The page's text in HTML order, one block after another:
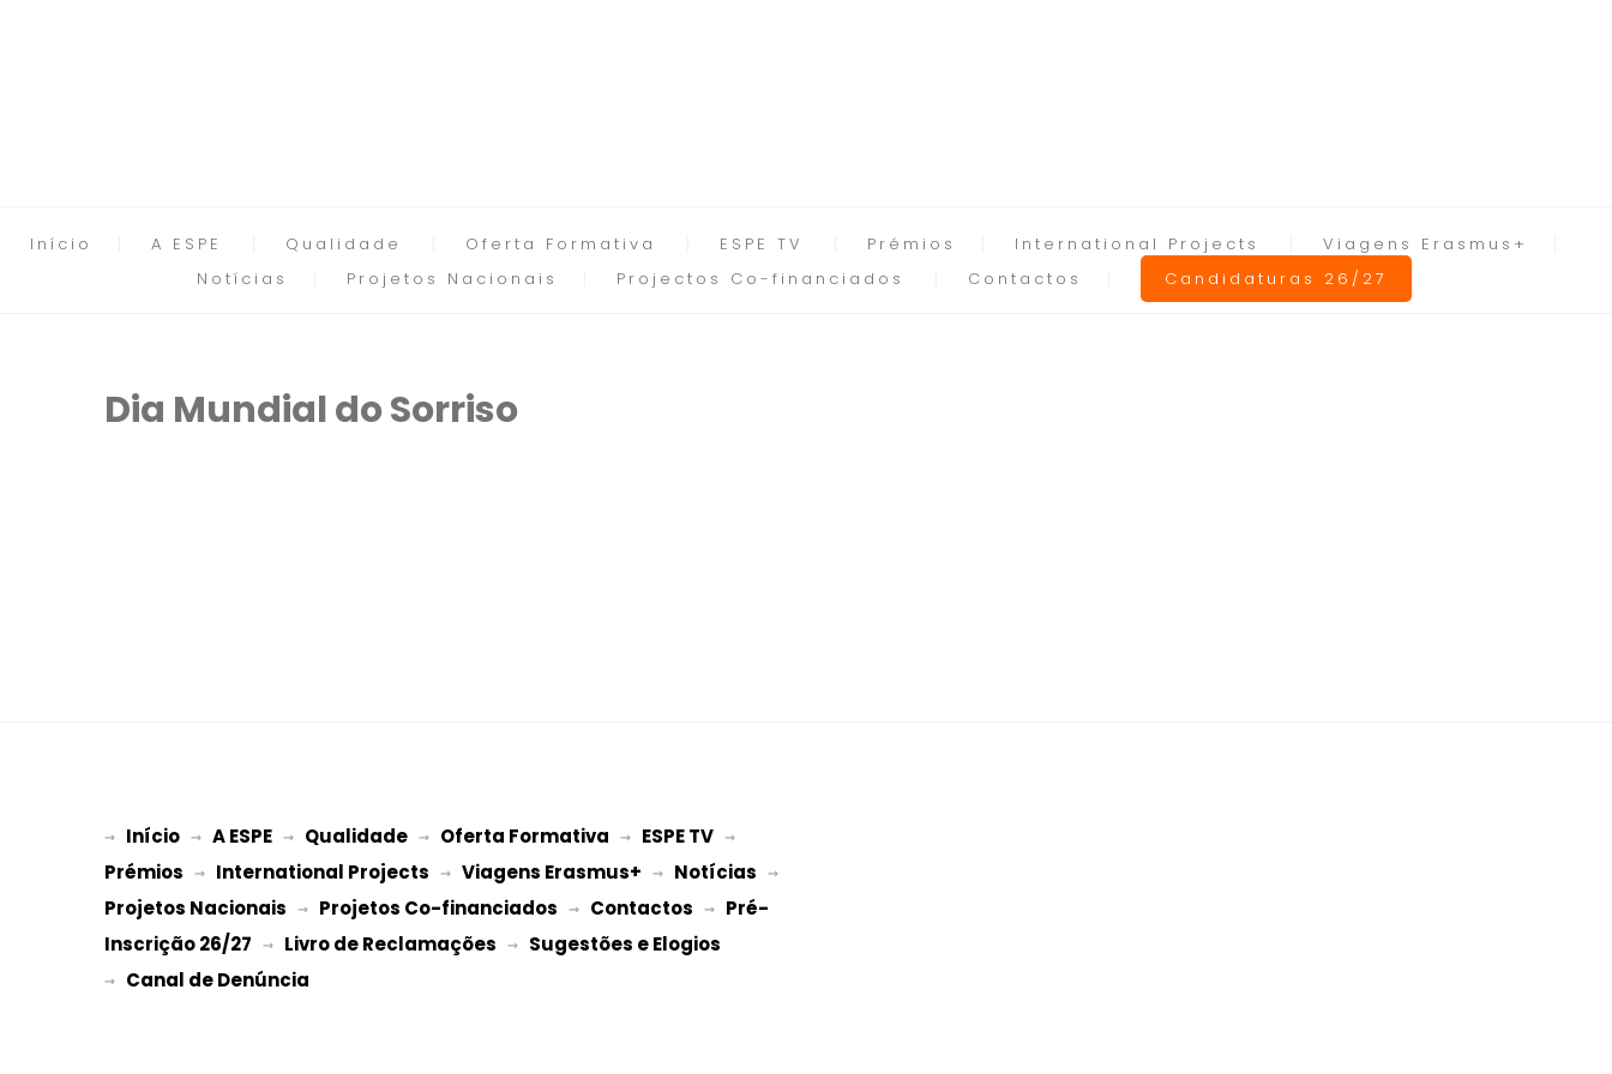
Início A ESPE Qualidade Oferta Formativa ESPE TV Prémios International Projects
Viagens Erasmus+
Notícias
Projetos Nacionais Projectos Co-financiados Contactos Candidaturas 26/27
Dia Mundial do Sorriso
→ Início → A ESPE → Qualidade → Oferta Formativa → ESPE TV
Prémios → International Projects → Viagens Erasmus+ → Notícias
Projetos Nacionais → Projetos Co-financiados → Contactos → Pré-
Inscrição 26/27 → Livro de Reclamações → Sugestões e Elogios
→